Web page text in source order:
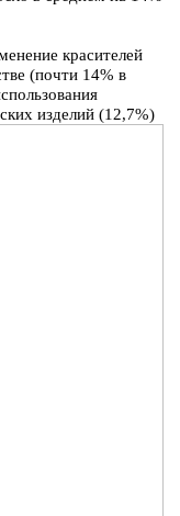
красителей
(почти 14% в
изделий (12,7%)